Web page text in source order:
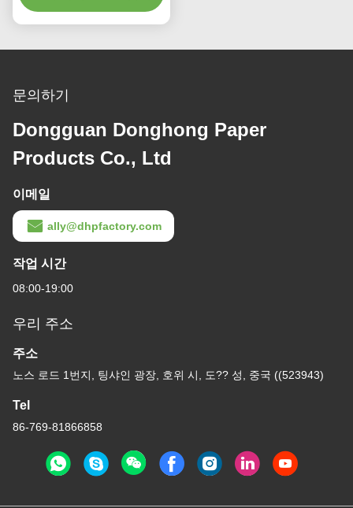
문의하기
Dongguan Donghong Paper
Products Co., Ltd
이메일
ally@dhpfactory.com
작업 시간
08:00-19:00
우리 주소
주소
노스 로드 1번지, 팅샤인 광장, 호위 시, 도?? 성, 중국 ((523943)
Tel
86-769-81866858